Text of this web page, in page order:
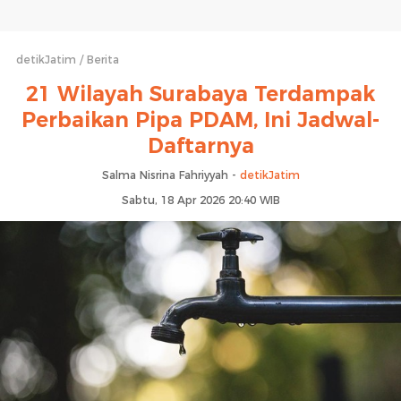
detikJatim Berita
21 Wilayah Surabaya Terdampak
Perbaikan Pipa PDAM, Ini Jadwal-
Daftarnya
Salma Nisrina Fahriyyah - detikJatim
Sabtu, 18 Apr 2026 20:40 WIB